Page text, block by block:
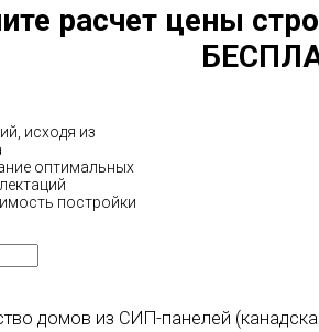
расчет цены
исходя из
оптимальных
постройки
домов из СИП-панелей